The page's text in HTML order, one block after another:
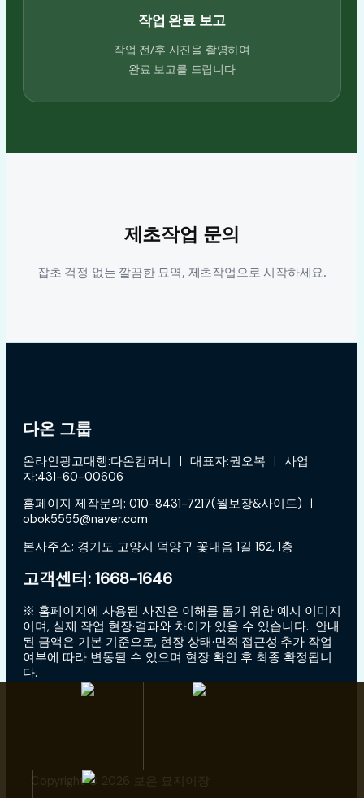
작업 완료 보고
작업 전/후 사진을 촬영하여
완료 보고를 드립니다
제초작업 문의
잡초 걱정 없는 깔끔한 묘역, 제초작업으로 시작하세요.
다온 그룹
온라인광고대행:다온컴퍼니 ㅣ 대표자:권오복 ㅣ 사업
자:431-60-00606
홈페이지 제작문의: 010-8431-7217(월보장&사이드) ㅣ
obok5555@naver.com
본사주소: 경기도 고양시 덕양구 꽃내음 1길 152, 1층
고객센터: 1668-1646
※ 홈페이지에 사용된 사진은 이해를 돕기 위한 예시 이미지
이며, 실제 작업 현장·결과와 차이가 있을 수 있습니다. 안내
된 금액은 기본 기준으로, 현장 상태·면적·접근성·추가 작업
여부에 따라 변동될 수 있으며 현장 확인 후 최종 확정됩니
다.
Copyright © 2026 보은 묘지이장